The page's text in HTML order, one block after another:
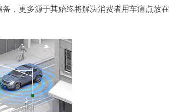
，更多源于其始终将解决消费者用车痛点放在